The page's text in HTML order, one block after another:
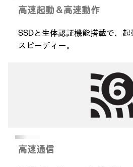
高速起動＆高速動作
SSDと生体認証機能搭載で、
スピーディー。
高速通信